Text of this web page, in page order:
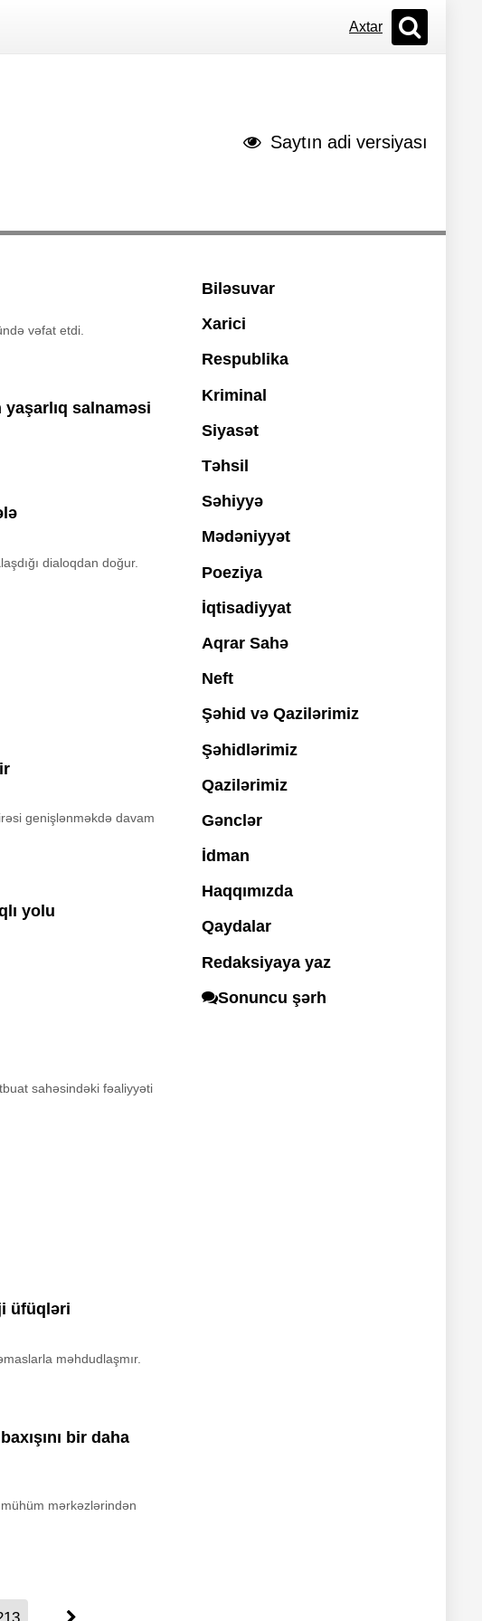
Axtar
Saytın adi versiyası
Biləsuvar
Xarici
Respublika
Kriminal
Siyasət
Təhsil
Səhiyyə
Mədəniyyət
Poeziya
İqtisadiyyat
Aqrar Sahə
Neft
Şəhid və Qazilərimiz
Şəhidlərimiz
Qazilərimiz
Gənclər
İdman
Haqqımızda
Qaydalar
Redaksiyaya yaz
Sonuncu şərh
vəfat etdi.
salnaməsi
dialoqdan doğur.
genişlənməkdə davam
yolu
sahəsindəki fəaliyyəti
üfüqləri
məhdudlaşmır.
bir daha
mərkəzlərindən